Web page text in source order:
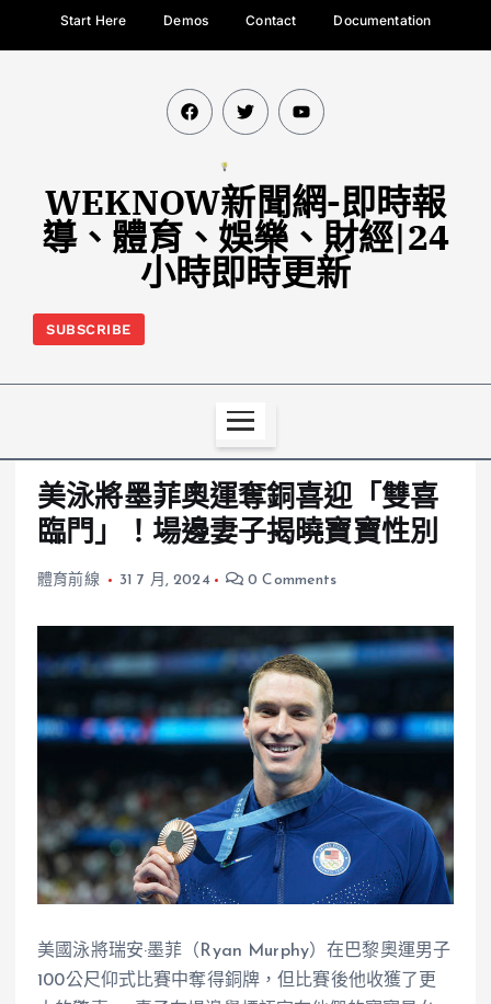
Start Here Demos Contact Documentation
WEKNOW新聞網-即時報
導、體育、娛樂、財經|24
小時即時更新
SUBSCRIBE
美泳將墨菲奧運奪銅喜迎「雙喜
臨門」！場邊妻子揭曉寶寶性別
體育前線 31 7 月, 2024 0 Comments
美國泳將瑞安·墨菲（Ryan Murphy）在巴黎奧運男子
100公尺仰式比賽中奪得銅牌，但比賽後他收獲了更